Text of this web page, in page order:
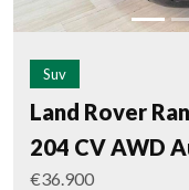
Suv
Land Rover
204 CV AWD
€36.900